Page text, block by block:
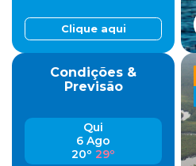
Clique aqui
Condições &
Previsão
Qui
6 Ago
20º 29º